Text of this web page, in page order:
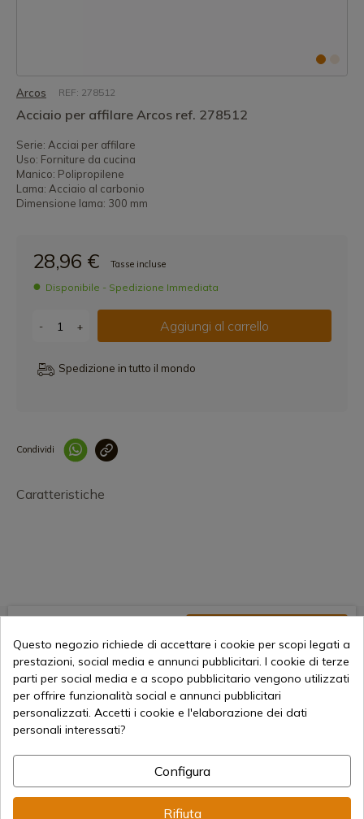
Arcos REF: 278512
Acciaio per affilare Arcos ref. 278512
Serie: Acciai per affilare
Uso: Forniture da cucina
Manico: Polipropilene
Lama: Acciaio al carbonio
Dimensione lama: 300 mm
28,96 € Tasse incluse
Disponibile - Spedizione Immediata
- + Aggiungi al carrello
Spedizione in tutto il mondo
Condividi
Caratteristiche
Vendita online dal 1998
Metodi di pagamento sicuri
Spedizioni Internazionali
Questo negozio richiede di accettare i cookie per scopi legati a
prestazioni, social media e annunci pubblicitari. I cookie di terze
parti per social media e a scopo pubblicitario vengono utilizzati
per offrire funzionalità social e annunci pubblicitari
personalizzati. Accetti i cookie e l'elaborazione dei dati
personali interessati?
Configura
Rifiuta